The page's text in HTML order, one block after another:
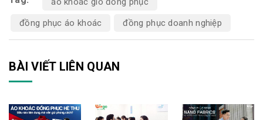
đồng phục áo khoác
đồng phục doanh nghiệp
BÀI VIẾT LIÊN QUAN